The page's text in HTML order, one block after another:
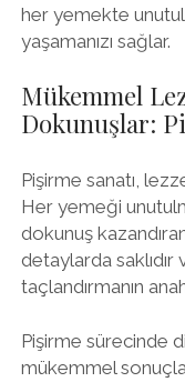
her yemekte
yaşamanızı sağlar.
Mükemmel
Dokunuşlar:
Pişirme sanatı,
Her yemeği
dokunuş
detaylarda saklıdır
taçlandırmanın
Pişirme sürecinde
mükemmel